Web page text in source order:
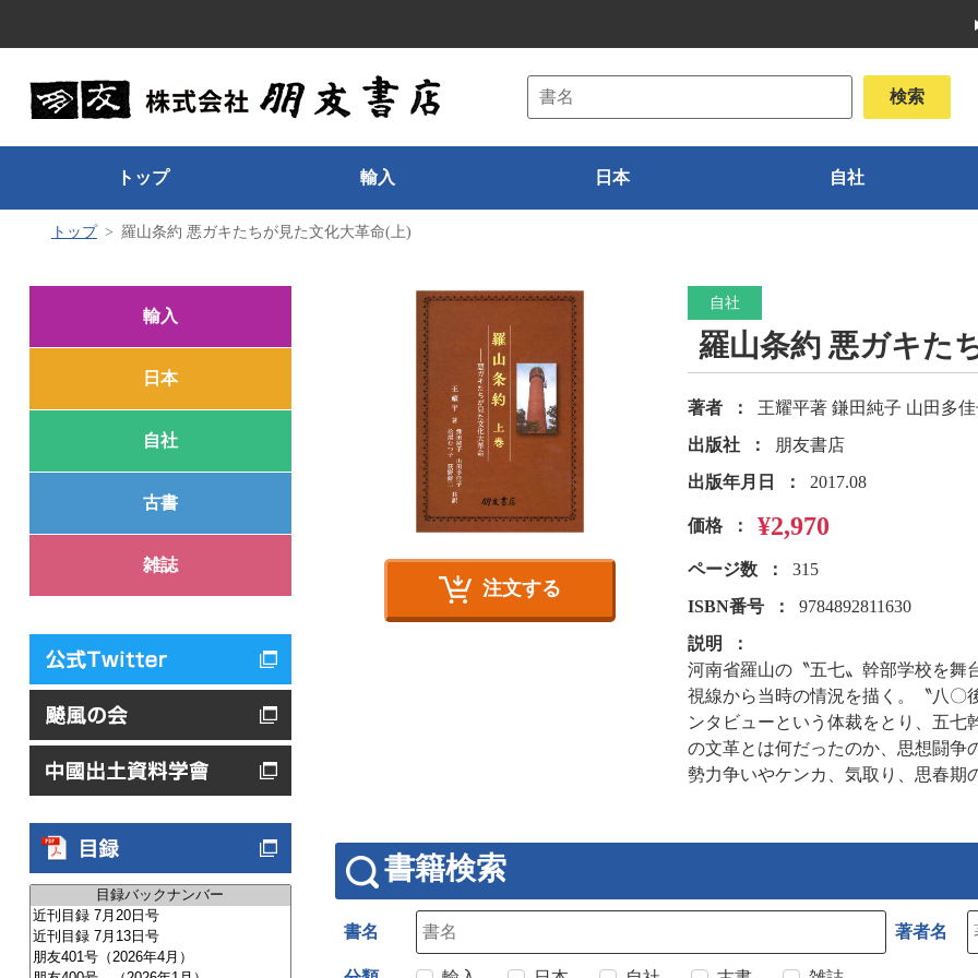
トップ 輸入 日本 自社
トップ 羅山条約 悪ガキたちが見た文化大革命(上)
輸入
日本
自社
古書
雑誌
注文する
自社
羅山条約 悪ガキた
著者
王耀平著 鎌田純子 山田多
出版社
朋友書店
出版年月日
2017.08
価格 ¥2,970
ページ数
315
ISBN番号
9784892811630
説明
河南省羅山の〝五七〟幹部学校を舞
視線から当時の情況を描く。〝八〇
ンタビューという体裁をとり、五七
の文革とは何だったのか、思想闘争
勢力争いやケンカ、気取り、思春期
書籍検索
書名 著者名